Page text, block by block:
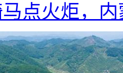
点火炬，